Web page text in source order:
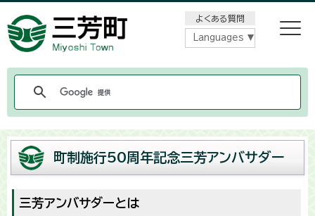
よくある質問
Languages
町制施行50周年記念三芳アンバサダー
三芳アンバサダーとは